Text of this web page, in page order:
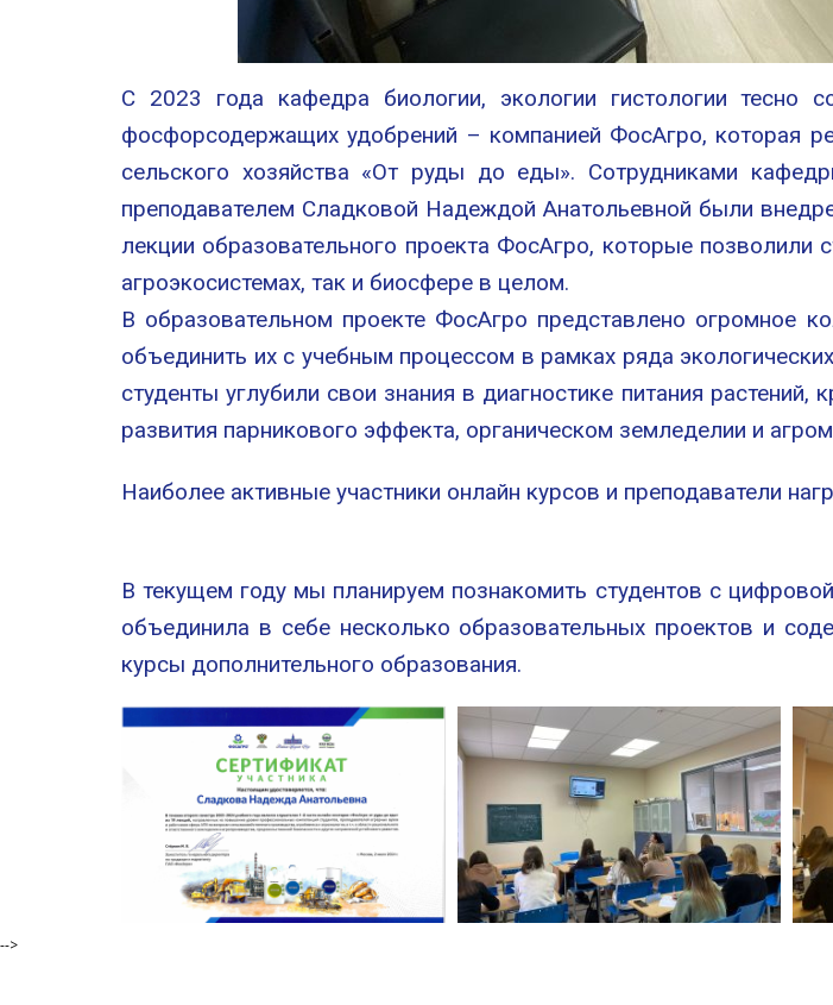
С 2023 года кафедра биологии, экологии гистологии тесно
фосфорсодержащих удобрений – компанией ФосАгро, которая
сельского хозяйства «От руды до еды». Сотрудниками
преподавателем Сладковой Надеждой Анатольевной были
лекции образовательного проекта ФосАгро, которые позволили
агроэкосистемах, так и биосфере в целом.
В образовательном проекте ФосАгро представлено огромное
объединить их с учебным процессом в рамках ряда
студенты углубили свои знания в диагностике питания
развития парникового эффекта, органическом земледелии и
Наиболее активные участники онлайн курсов и преподаватели
В текущем году мы планируем познакомить студентов с
объединила в себе несколько образовательных проектов и
курсы дополнительного образования.
-->